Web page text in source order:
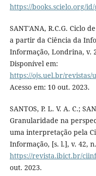
https://books.scielo.org/
SANT'ANA, R.C.G. Ciclo
a partir da Ciência da
Informação, Londrina, v.
Disponível em:
https://ojs.uel.br/
Acesso em: 10 out. 2023.
SANTOS, P. L. V. A. C.;
Granularidade na
uma interpretação pela
Informação, [s. l.], v. 42,
https://revista.ibict.br/
out. 2023.